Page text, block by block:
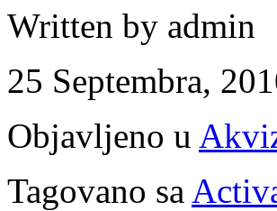
Written by admin
25 Septembra,
Objavljeno u
Tagovano sa